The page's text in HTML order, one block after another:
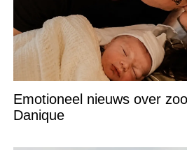
Emotioneel nieuws over
Danique